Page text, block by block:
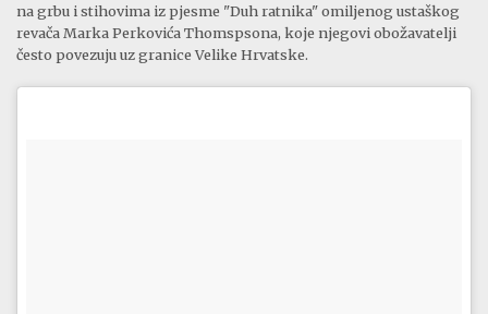
na grbu i stihovima iz pjesme "Duh ratnika" omiljenog ustaškog
revača Marka Perkovića Thomspsona, koje njegovi obožavatelji
često povezuju uz granice Velike Hrvatske.